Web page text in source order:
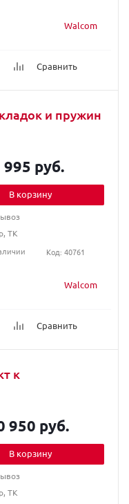
Walcom
Сравнить
и пружин
Walcom
Сравнить
995 руб.
В корзину
ТК
Код: 40761
к
950 руб.
В корзину
ТК